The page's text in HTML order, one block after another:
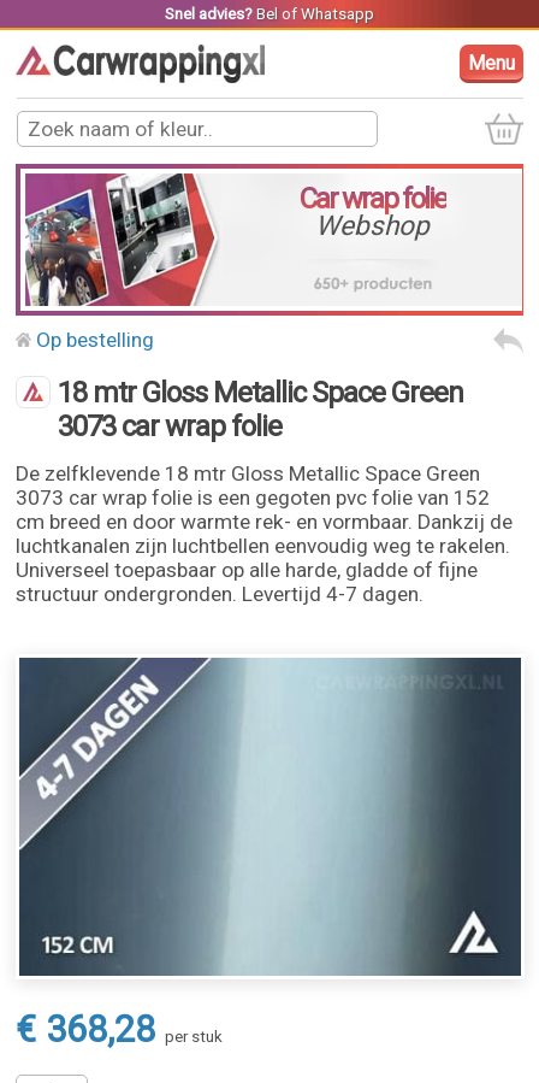
Snel advies? Belof Whatsapp
Menu
Car wrap folie
Webshop
Op bestelling
18 mtr Gloss Metallic Space Green
3073 car wrap folie
De zelfklevende 18 mtr Gloss Metallic Space Green
3073 car wrap folie is een gegoten pvc folie van 152
cm breed en door warmte rek- en vormbaar. Dankzij de
luchtkanalen zijn luchtbellen eenvoudig weg te rakelen.
Universeel toepasbaar op alle harde, gladde of fijne
structuur ondergronden. Levertijd 4-7 dagen.
€ 368,28 per stuk